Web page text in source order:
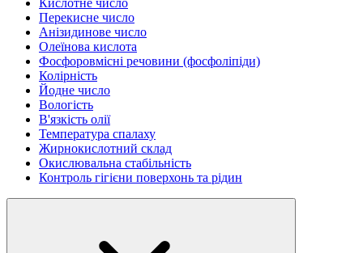
Кислотне число
Перекисне число
Анізидинове число
Олеїнова кислота
Фосфоровмісні речовини (фосфоліпіди)
Колірність
Йодне число
Вологість
В'язкість олії
Температура спалаху
Жирнокислотний склад
Окислювальна стабільність
Контроль гігієни поверхонь та рідин